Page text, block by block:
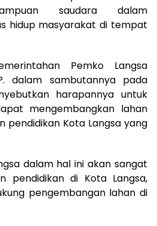
saudara dalam
hidup masyarakat di tempat
Pemko Langsa
dalam sambutannya pada
harapannya untuk
mengembangkan lahan
pendidikan Kota Langsa yang
dalam hal ini akan sangat
pendidikan di Kota Langsa,
pengembangan lahan di